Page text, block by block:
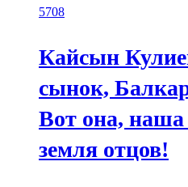
5708
Кайсын
сынок,
Вот она, наша
земля отцов!